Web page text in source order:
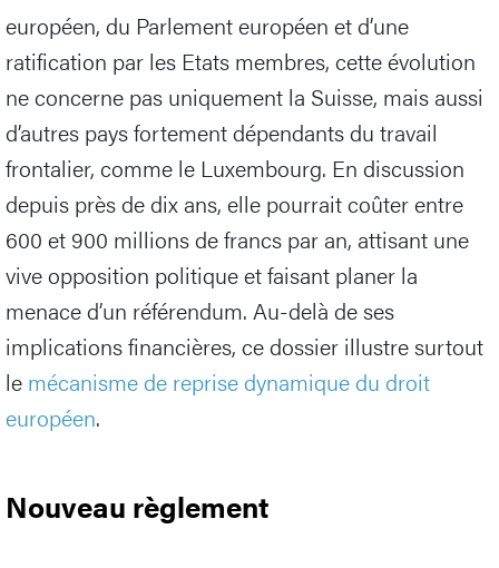
européen, du Parlement européen et d’une
ratification par les Etats membres, cette évolution
ne concerne pas uniquement la Suisse, mais aussi
d’autres pays fortement dépendants du travail
frontalier, comme le Luxembourg. En discussion
depuis près de dix ans, elle pourrait coûter entre
600 et 900 millions de francs par an, attisant une
vive opposition politique et faisant planer la
menace d’un référendum. Au-delà de ses
implications financières, ce dossier illustre surtout
le mécanisme de reprise dynamique du droit
européen.
Nouveau règlement